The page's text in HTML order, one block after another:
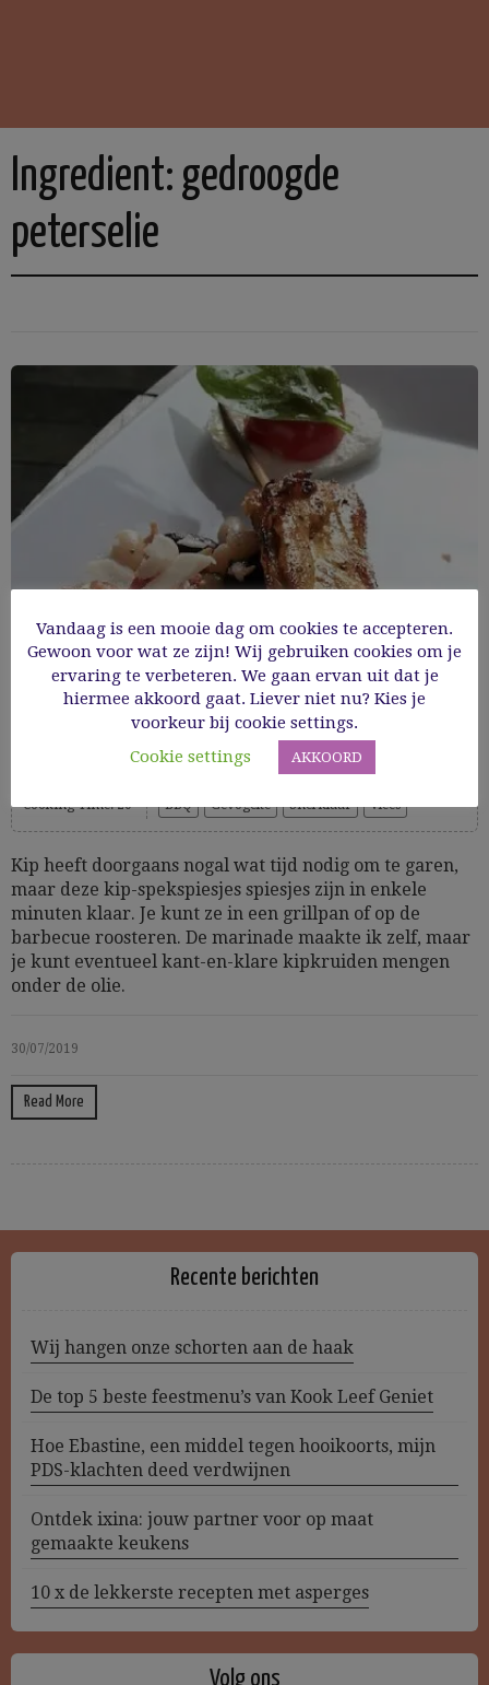
Ingredient: gedroogde
peterselie
Kip-spekspiesjes
Cooking Time: 20' BBQ Gevogelte Snel klaar Vlees
Kip heeft doorgaans nogal wat tijd nodig om te garen,
maar deze kip-spekspiesjes spiesjes zijn in enkele
minuten klaar. Je kunt ze in een grillpan of op de
barbecue roosteren. De marinade maakte ik zelf, maar
je kunt eventueel kant-en-klare kipkruiden mengen
onder de olie.
30/07/2019
Read More
Recente berichten
Wij hangen onze schorten aan de haak
De top 5 beste feestmenu’s van Kook Leef Geniet
Hoe Ebastine, een middel tegen hooikoorts, mijn
PDS-klachten deed verdwijnen
Ontdek ixina: jouw partner voor op maat
gemaakte keukens
10 x de lekkerste recepten met asperges
Volg ons
Vandaag is een mooie dag om cookies te accepteren.
Gewoon voor wat ze zijn! Wij gebruiken cookies om je
ervaring te verbeteren. We gaan ervan uit dat je
hiermee akkoord gaat. Liever niet nu? Kies je
voorkeur bij cookie settings.
Cookie settings
AKKOORD